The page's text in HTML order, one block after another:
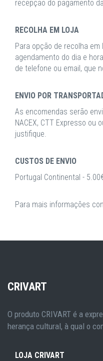
recepção do pagamento
RECOLHA EM LOJA
Para opção de recolha
agendamento do dia e
de telefone ou email, que
ENVIO POR
As encomendas serão
NACEX, CTT Expresso ou
justifique.
CUSTOS DE ENVIO
Portugal Continental -
Para mais informações
CRIVART
O produto CRIVART é a
herança cultural, à qual o
LOJA CRIVART